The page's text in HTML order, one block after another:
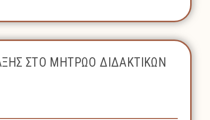
ΣΤΟ ΜΗΤΡΩΟ ΔΙΔΑΚΤΙΚΩΝ